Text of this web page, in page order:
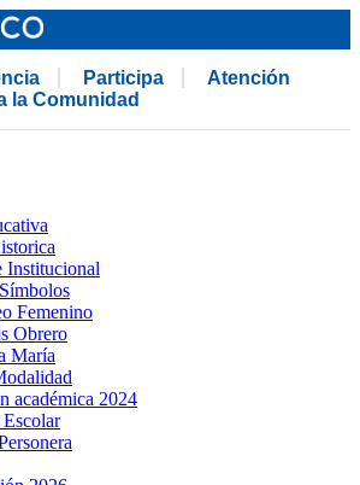
Participa
Atención
la Comunidad
Institucional
Femenino
Obrero
María
académica 2024